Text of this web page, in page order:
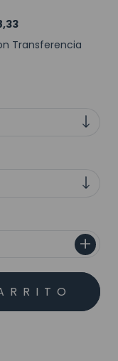
Transferencia